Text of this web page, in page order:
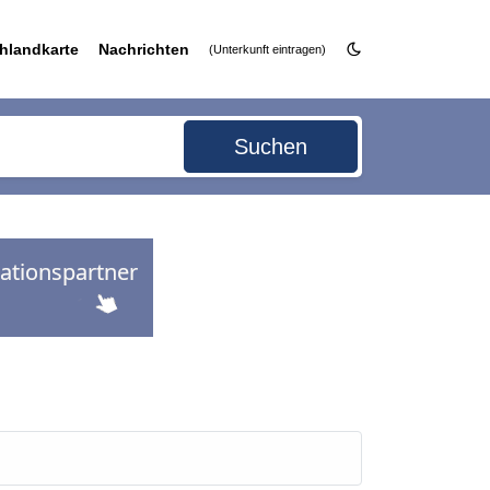
Nachrichten (Unterkunft eintragen)
Suchen